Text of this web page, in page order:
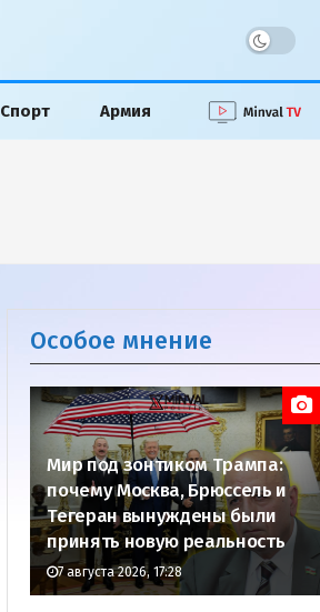
Спорт Армия
Особое мнение
Мир под зонтиком Трампа:
почему Москва, Брюссель и
Тегеран вынуждены были
принять новую реальность
7 августа 2026, 17:28